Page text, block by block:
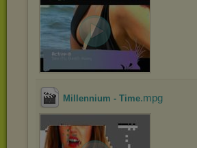
Millennium - Time.mpg